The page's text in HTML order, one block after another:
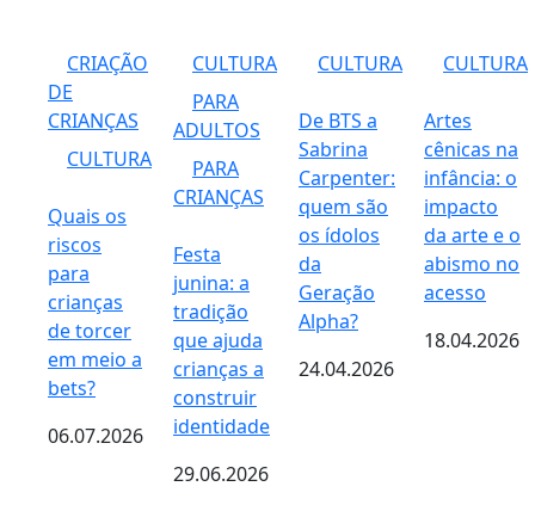
CRIAÇÃO
DE
CRIANÇAS
CULTURA
Quais os
riscos
para
crianças
de torcer
em meio a
bets?
06.07.2026
CULTURA
PARA
ADULTOS
PARA
CRIANÇAS
Festa
junina: a
tradição
que ajuda
crianças a
construir
identidade
29.06.2026
CULTURA
De BTS a
Sabrina
Carpenter:
quem são
os ídolos
da
Geração
Alpha?
24.04.2026
CULTURA
Artes
cênicas na
infância: o
impacto
da arte e o
abismo no
acesso
18.04.2026